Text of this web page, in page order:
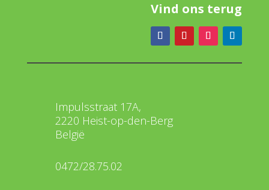
Vind ons terug
Impulsstraat 17A,
2220 Heist-op-den-Berg
België
0472/28.75.02